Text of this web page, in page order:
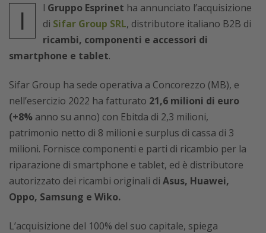
I l Gruppo Esprinet ha annunciato l’acquisizione
di Sifar Group SRL, distributore italiano B2B di
ricambi, componenti e accessori di
smartphone e tablet.
Sifar Group ha sede operativa a Concorezzo (MB), e
nell’esercizio 2022 ha fatturato 21,6 milioni di euro
(+8% anno su anno) con Ebitda di 2,3 milioni,
patrimonio netto di 8 milioni e surplus di cassa di 3
milioni. Fornisce componenti e parti di ricambio per la
riparazione di smartphone e tablet, ed è distributore
autorizzato dei ricambi originali di Asus, Huawei,
Oppo, Samsung e Wiko.
L’acquisizione del 100% del suo capitale, spiega